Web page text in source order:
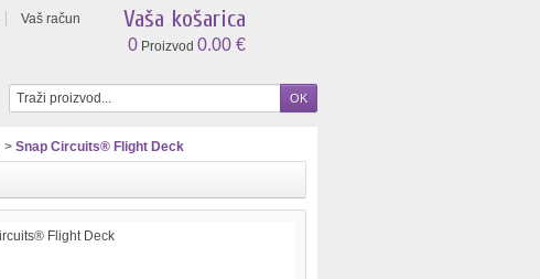
Vaš račun Vaša košarica
0 Proizvod 0.00 €
> Snap Circuits® Flight Deck